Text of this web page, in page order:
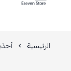
الرئيسية